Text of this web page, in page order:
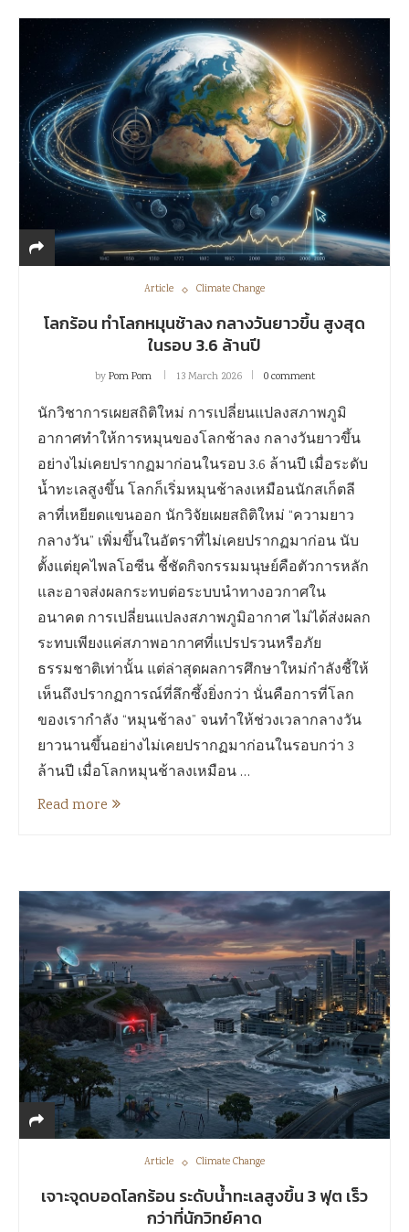
Article Climate Change
โลกร้อน ทำโลกหมุนช้าลง กลางวันยาวขึ้น สูงสุด
ในรอบ 3.6 ล้านปี
byPom Pom 13 March 2026 0 comment
นักวิชาการเผยสถิติใหม่ การเปลี่ยนแปลงสภาพภูมิ
อากาศทำให้การหมุนของโลกช้าลง กลางวันยาวขึ้น
อย่างไม่เคยปรากฏมาก่อนในรอบ 3.6 ล้านปี เมื่อระดับ
น้ำทะเลสูงขึ้น โลกก็เริ่มหมุนช้าลงเหมือนนักสเก็ตลี
ลาที่เหยียดแขนออก นักวิจัยเผยสถิติใหม่ “ความยาว
กลางวัน” เพิ่มขึ้นในอัตราที่ไม่เคยปรากฏมาก่อน นับ
ตั้งแต่ยุคไพลโอซีน ชี้ชัดกิจกรรมมนุษย์คือตัวการหลัก
และอาจส่งผลกระทบต่อระบบนำทางอวกาศใน
อนาคต การเปลี่ยนแปลงสภาพภูมิอากาศ ไม่ได้ส่งผลก
ระทบเพียงแค่สภาพอากาศที่แปรปรวนหรือภัย
ธรรมชาติเท่านั้น แต่ล่าสุดผลการศึกษาใหม่กำลังชี้ให้
เห็นถึงปรากฏการณ์ที่ลึกซึ้งยิ่งกว่า นั่นคือการที่โลก
ของเรากำลัง “หมุนช้าลง” จนทำให้ช่วงเวลากลางวัน
ยาวนานขึ้นอย่างไม่เคยปรากฏมาก่อนในรอบกว่า 3
ล้านปี เมื่อโลกหมุนช้าลงเหมือน …
Read more
Article Climate Change
เจาะจุดบอดโลกร้อน ระดับน้ำทะเลสูงขึ้น 3 ฟุต เร็ว
กว่าที่นักวิทย์คาด